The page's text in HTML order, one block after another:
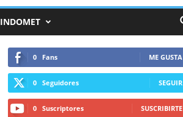
INDOMET
0 Fans ME GUSTA
0 Seguidores SEGUIR
0 Suscriptores SUSCRIBIRTE